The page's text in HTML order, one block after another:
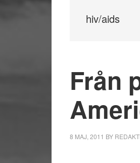
hiv/aids
Från
8 MAJ, 2011 BY